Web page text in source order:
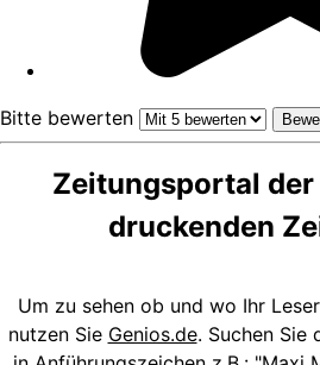
Bitte bewerten
Zeitungsportal
druckenden
Um zu sehen ob und wo Ihr
nutzen Sie Genios.de. Suchen Sie